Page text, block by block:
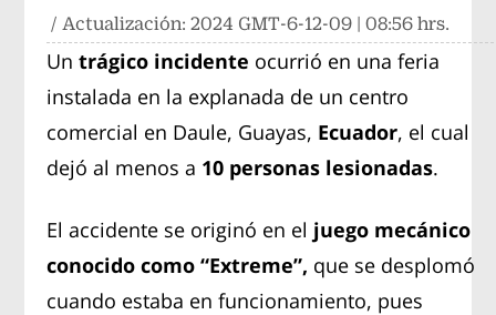
/ Actualización:2024 GMT-6-12-09 | 08:56 hrs.
Un trágico incidente ocurrió en una feria
instalada en la explanada de un centro
comercial en Daule, Guayas, Ecuador, el cual
dejó al menos a 10 personas lesionadas.
El accidente se originó en el juego mecánico
conocido como “Extreme”, que se desplomó
cuando estaba en funcionamiento, pues